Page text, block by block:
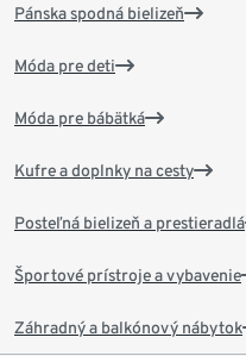
Pánska spodná bielizeň
Móda pre deti
Móda pre bábätká
Kufre a doplnky na cesty
Posteľná bielizeň a prestieradlá
Športové prístroje a vybavenie
Záhradný a balkónový nábytok